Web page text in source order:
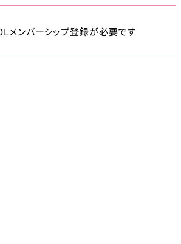
メンバーシップ登録が必要です